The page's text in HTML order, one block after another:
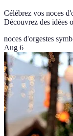
Célébrez vos noces
Découvrez des idées
noces d'orgestes
Aug 6